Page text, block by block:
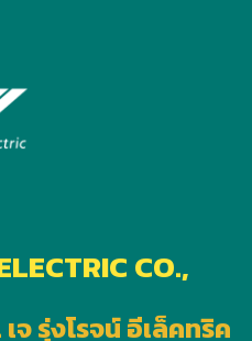
CO.,
จ รุ่งโรจน์ อีเล็คทริค